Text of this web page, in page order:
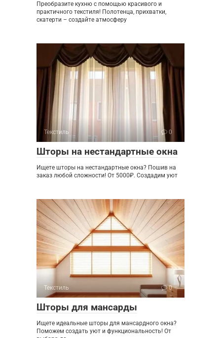
Преобразите кухню с помощью красивого и
практичного текстиля! Полотенца, прихватки,
скатерти – создайте атмосферу
Текстиль 0
Шторы на нестандартные окна
Ищете шторы на нестандартные окна? Пошив на
заказ любой сложности! От 5000₽. Создадим уют
Текстиль 0
Шторы для мансарды
Ищете идеальные шторы для мансардного окна?
Поможем создать уют и функциональность! От